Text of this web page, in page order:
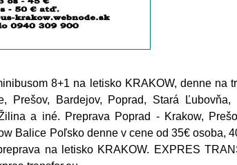
8+1 na letisko KRAKOW, denne na
Prešov, Bardejov, Poprad, Stará Ľubovňa,
a iné. Preprava Poprad - Krakow,
Balice Poľsko denne v cene od 35€ osoba,
na letisko KRAKOW. EXPRES